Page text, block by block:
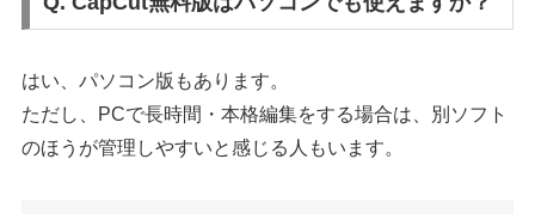
はい、パソコン版もあります。
ただし、PCで長時間・本格編集をする場合は、別ソフト
のほうが管理しやすいと感じる人もいます。